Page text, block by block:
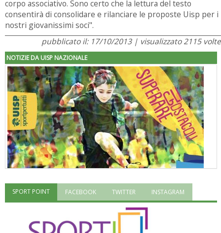
corpo associativo. Sono certo che la lettura del testo
consentirà di consolidare e rilanciare le proposte Uisp per i
nostri giovanissimi soci".
pubblicato il: 17/10/2013 | visualizzato 2115 volte
NOTIZIE DA UISP NAZIONALE
"Superare gli ostacoli": la relazione di Tiziano Pesce al CN Uisp
SPORT POINT FACEBOOK TWITTER INSTAGRAM